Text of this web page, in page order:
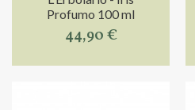
Profumo 100 ml
44,90 €